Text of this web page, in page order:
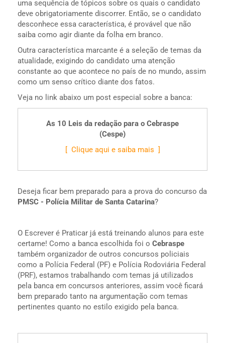
uma sequência de tópicos sobre os quais o candidato
deve obrigatoriamente discorrer. Então, se o candidato
desconhece essa característica, é provável que não
saiba como agir diante da folha em branco.
Outra característica marcante é a seleção de temas da
atualidade, exigindo do candidato uma atenção
constante ao que acontece no país de no mundo, assim
como um senso crítico diante dos fatos.
Veja no link abaixo um post especial sobre a banca:
As 10 Leis da redação para o Cebraspe
(Cespe)
[ Clique aqui e saiba mais ]
Deseja ficar bem preparado para a prova do concurso da
PMSC - Polícia Militar de Santa Catarina?
O Escrever é Praticar já está treinando alunos para este
certame! Como a banca escolhida foi o Cebraspe
também organizador de outros concursos policiais
como a Polícia Federal (PF) e Polícia Rodoviária Federal
(PRF), estamos trabalhando com temas já utilizados
pela banca em concursos anteriores, assim você ficará
bem preparado tanto na argumentação com temas
pertinentes quanto no estilo exigido pela banca.